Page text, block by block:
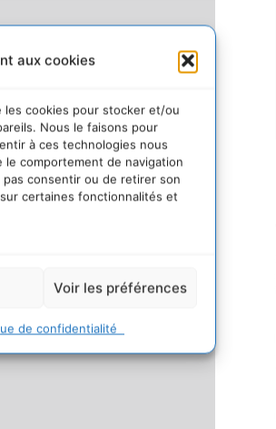
aux cookies
cookies pour stocker et/ou
Nous le faisons pour
à ces technologies nous
comportement de navigation
consentir ou de retirer son
certaines fonctionnalités et
Voir les préférences
de confidentialité